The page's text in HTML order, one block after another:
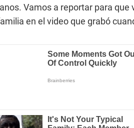
Vamos a reportar para que
en el video que grabó